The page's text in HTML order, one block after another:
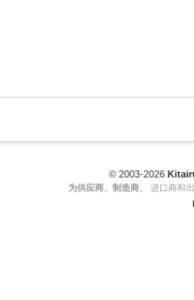
© 2003-2026
为供应商、制造商、
进口商和